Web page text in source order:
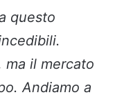
questo
ma il mercato
Andiamo a